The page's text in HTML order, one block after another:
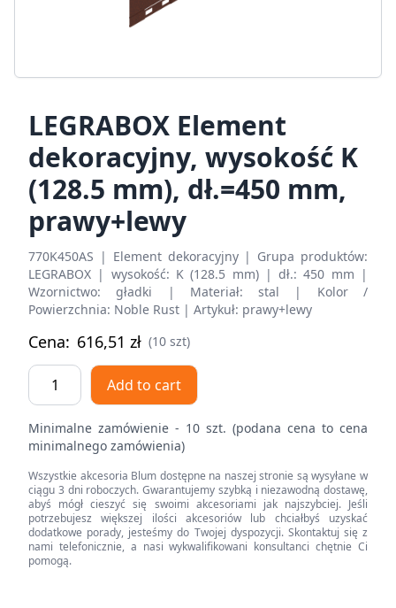
LEGRABOX Element
dekoracyjny, wysokość K
(128.5 mm), dł.=450 mm,
prawy+lewy
770K450AS | Element dekoracyjny | Grupa produktów:
LEGRABOX | wysokość: K (128.5 mm) | dł.: 450 mm |
Wzornictwo: gładki | Materiał: stal | Kolor /
Powierzchnia: Noble Rust | Artykuł: prawy+lewy
Cena: 616,51 zł (10 szt)
LEGRABOX
Element
wysokość
(128.5
mm),
dł.=450
mm,
prawy+lewy
Add to cart
Minimalne zamówienie - 10 szt. (podana cena to cena
minimalnego zamówienia)
Wszystkie akcesoria Blum dostępne na naszej stronie są wysyłane w
ciągu 3 dni roboczych. Gwarantujemy szybką i niezawodną dostawę,
abyś mógł cieszyć się swoimi akcesoriami jak najszybciej. Jeśli
potrzebujesz większej ilości akcesoriów lub chciałbyś uzyskać
dodatkowe porady, jesteśmy do Twojej dyspozycji. Skontaktuj się z
nami telefonicznie, a nasi wykwalifikowani konsultanci chętnie Ci
pomogą.